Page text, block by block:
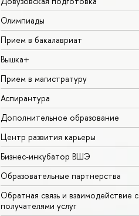
Олимпиады
Прием в бакалавриат
Вышка+
Прием в магистратуру
Аспирантура
Дополнительное образование
Центр развития карьеры
Бизнес-инкубатор ВШЭ
Образовательные партнерства
Обратная связь и взаимодействие с
получателями услуг